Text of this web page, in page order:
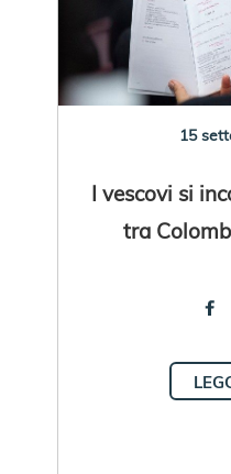
15
I vescovi si
tra